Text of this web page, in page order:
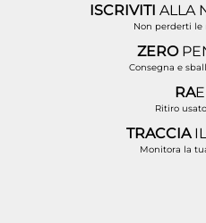
ISCRIVITI ALLA
Non perderti le
ZERO
Consegna e
RA
Ritiro
TRACCIA
Monitora la